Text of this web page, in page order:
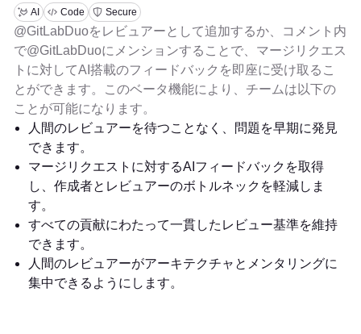
AI Code Secure
@GitLabDuoをレビュアーとして追加するか、コメント内
で@GitLabDuoにメンションすることで、マージリクエス
トに対してAI搭載のフィードバックを即座に受け取るこ
とができます。このベータ機能により、チームは以下の
ことが可能になります。
人間のレビュアーを待つことなく、問題を早期に発見
できます。
マージリクエストに対するAIフィードバックを取得
し、作成者とレビュアーのボトルネックを軽減しま
す。
すべての貢献にわたって一貫したレビュー基準を維持
できます。
人間のレビュアーがアーキテクチャとメンタリングに
集中できるようにします。